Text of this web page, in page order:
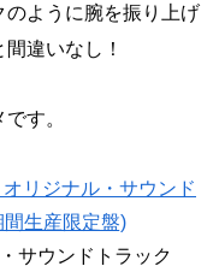
ように腕を振り上げ
違いなし！
す。
オリジナル・サウンド
間生産限定盤)
サウンドトラック